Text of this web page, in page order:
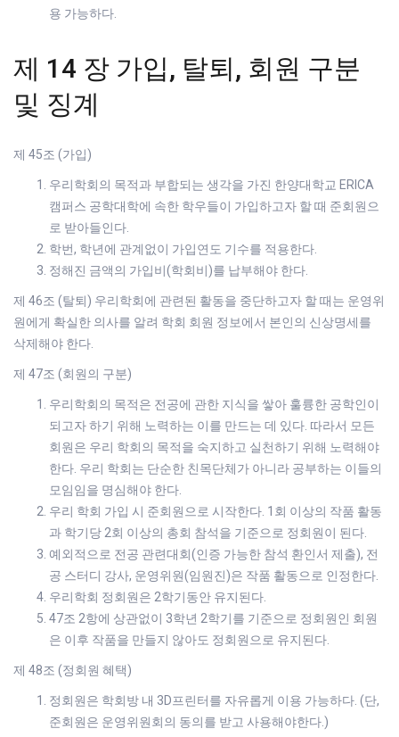
용 가능하다.
제 14 장 가입, 탈퇴, 회원 구분
및 징계
제 45조 (가입)
우리학회의 목적과 부합되는 생각을 가진 한양대학교 ERICA
캠퍼스 공학대학에 속한 학우들이 가입하고자 할 때 준회원으
로 받아들인다.
학번, 학년에 관계없이 가입연도 기수를 적용한다.
정해진 금액의 가입비(학회비)를 납부해야 한다.
제 46조 (탈퇴) 우리학회에 관련된 활동을 중단하고자 할 때는 운영위
원에게 확실한 의사를 알려 학회 회원 정보에서 본인의 신상명세를
삭제해야 한다.
제 47조 (회원의 구분)
우리학회의 목적은 전공에 관한 지식을 쌓아 훌륭한 공학인이
되고자 하기 위해 노력하는 이를 만드는 데 있다. 따라서 모든
회원은 우리 학회의 목적을 숙지하고 실천하기 위해 노력해야
한다. 우리 학회는 단순한 친목단체가 아니라 공부하는 이들의
모임임을 명심해야 한다.
우리 학회 가입 시 준회원으로 시작한다. 1회 이상의 작품 활동
과 학기당 2회 이상의 총회 참석을 기준으로 정회원이 된다.
예외적으로 전공 관련대회(인증 가능한 참석 환인서 제출), 전
공 스터디 강사, 운영위원(임원진)은 작품 활동으로 인정한다.
우리학회 정회원은 2학기동안 유지된다.
47조 2항에 상관없이 3학년 2학기를 기준으로 정회원인 회원
은 이후 작품을 만들지 않아도 정회원으로 유지된다.
제 48조 (정회원 혜택)
정회원은 학회방 내 3D프린터를 자유롭게 이용 가능하다. (단,
준회원은 운영위원회의 동의를 받고 사용해야한다.)